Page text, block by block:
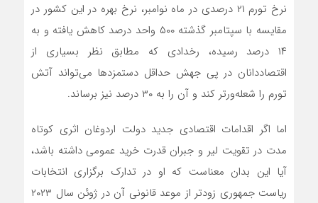
نرخ تورم ۲۱ درصدی در ماه نوامبر، نرخ بهره در این کشور در
مقایسه با سپتامبر گذشته ۵۰۰ واحد درصد کاهش یافته و به
۱۴ درصد رسیده، رخدادی که مطابق نظر بسیاری از
اقتصاددانان در پی جهش حداقل دستمزد‌ها می‌تواند آتش
تورم را شعله‌ورتر کند و آن را به ۳۰ درصد نیز برساند.
اما اگر اقدامات اقتصادی جدید دولت اردوغان اثری کوتاه
مدت در تقویت لیر و جبران قدرت خرید عمومی داشته باشد،
آیا این بدان معناست که او در تدارک برگزاری انتخابات
ریاست جمهوری زودتر از موعد قانونی آن در ژوئن سال ۲۰۲۳